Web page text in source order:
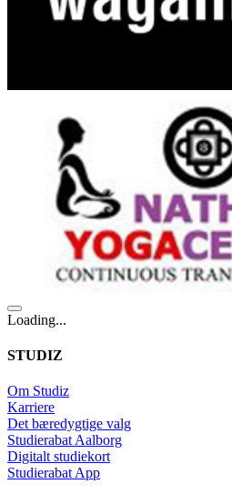
Loading...
STUDIZ
Om Studiz
Karriere
Det bæredygtige valg
Studierabat Aalborg
Digitalt studiekort
Studierabat App